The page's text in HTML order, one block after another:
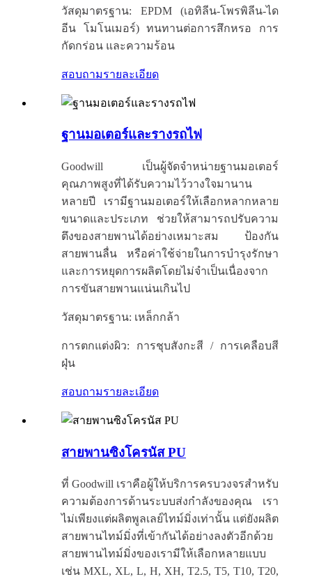
วัสดุมาตรฐาน: EPDM (เอทิลีน-โพรพิลีน-ได
อีน โมโนเมอร์) ทนทานต่อการสึกหรอ การ
กัดกร่อน และความร้อน
สอบถามรายละเอียด
ฐานมอเตอร์และรางรถไฟ
Goodwill เป็นผู้จัดจำหน่ายฐานมอเตอร์
คุณภาพสูงที่ได้รับความไว้วางใจมานาน
หลายปี เรามีฐานมอเตอร์ให้เลือกหลากหลาย
ขนาดและประเภท ช่วยให้สามารถปรับความ
ตึงของสายพานได้อย่างเหมาะสม ป้องกัน
สายพานลื่น หรือค่าใช้จ่ายในการบำรุงรักษา
และการหยุดการผลิตโดยไม่จำเป็นเนื่องจาก
การขันสายพานแน่นเกินไป
วัสดุมาตรฐาน: เหล็กกล้า
การตกแต่งผิว: การชุบสังกะสี / การเคลือบสี
ฝุ่น
สอบถามรายละเอียด
สายพานซิงโครนัส PU
ที่ Goodwill เราคือผู้ให้บริการครบวงจรสำหรับ
ความต้องการด้านระบบส่งกำลังของคุณ เรา
ไม่เพียงแต่ผลิตพูลเลย์ไทม์มิ่งเท่านั้น แต่ยังผลิต
สายพานไทม์มิ่งที่เข้ากันได้อย่างลงตัวอีกด้วย
สายพานไทม์มิ่งของเรามีให้เลือกหลายแบบ
เช่น MXL, XL, L, H, XH, T2.5, T5, T10, T20,